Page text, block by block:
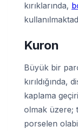
kırıklarında,
Kuron
Büyük bir
kırıldığında,
kaplama
olmak üzere;
porselen